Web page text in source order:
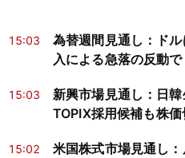
15:03
為替週間見通し：ド
入による急落の反動
15:03
新興市場見通し：日韓
TOPIX採用候補も株
15:02
米国株式市場見通し